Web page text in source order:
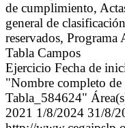
de cumplimiento,
general de
reservados,
Tabla Campos
Ejercicio Fecha de
"Nombre completo de
Tabla_584624"
2021 1/8/2024 31/8/